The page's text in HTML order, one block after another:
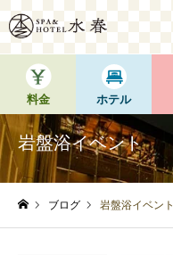
料金 ホテル
岩盤浴イベント
ブログ 岩盤浴イベント